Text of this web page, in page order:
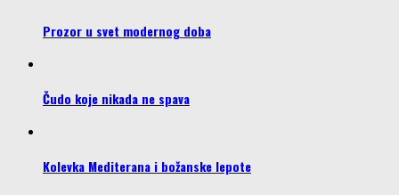
Prozor u svet modernog doba
Čudo koje nikada ne spava
Kolevka Mediterana i božanske lepote